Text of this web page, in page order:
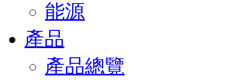
能源
產品
產品總覽